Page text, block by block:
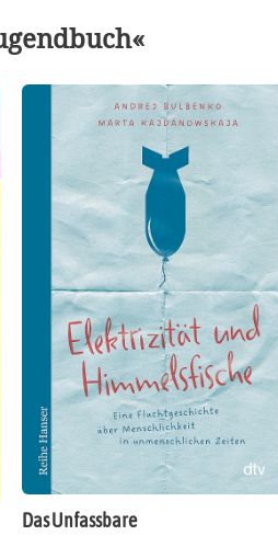
Das Unfassbare